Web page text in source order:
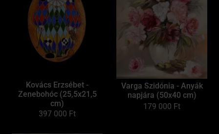
Kovács Erzsébet -
Zenebohóc (25,5x21,5
cm)
397 000 Ft
Varga Szidónia - Anyák
napjára (50x40 cm)
179 000 Ft